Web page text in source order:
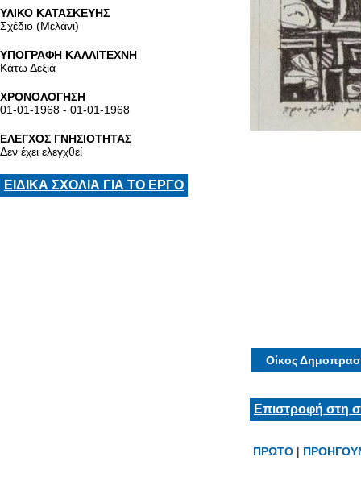
ΥΛΙΚΟ ΚΑΤΑΣΚΕΥΗΣ
Σχέδιο (Μελάνι)
ΥΠΟΓΡΑΦΗ ΚΑΛΛΙΤΕΧΝΗ
Κάτω Δεξιά
ΧΡΟΝΟΛΟΓΗΣΗ
01-01-1968 - 01-01-1968
ΕΛΕΓΧΟΣ ΓΝΗΣΙΟΤΗΤΑΣ
Δεν έχει ελεγχθεί
ΕΙΔΙΚΑ ΣΧΟΛΙΑ ΓΙΑ ΤΟ ΕΡΓΟ
Οίκος
Επιστροφή στη
ΠΡΩΤΟ |